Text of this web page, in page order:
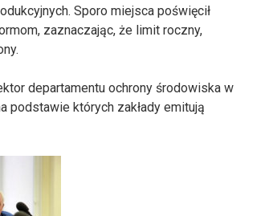
Sporo miejsca poświęcił
zaznaczając, że limit roczny,
departamentu ochrony środowiska w
podstawie których zakłady emitują